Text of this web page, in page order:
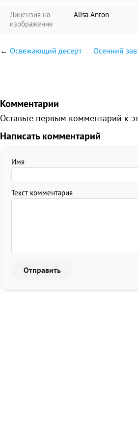
Лицензия на
изображение
Alisa Anton
← Освежающий десерт Осенний
Комментарии
Оставьте первым комментарий к
Написать комментарий
Имя
Текст комментария